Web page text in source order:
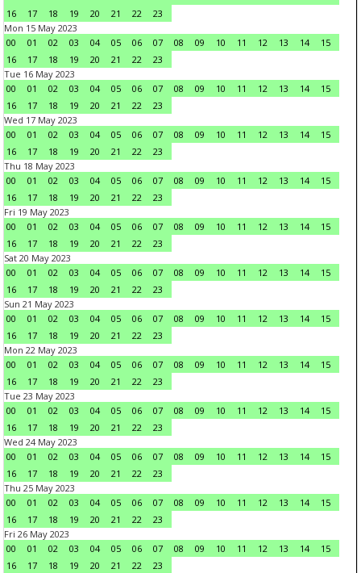
16
17 18 19 20 21 22
23
Mon 15 May 2023
00
01 02 03 04 05 06 07 08 09 10 11 12 13 14
15
16
17 18 19 20 21 22
23
Tue 16 May 2023
00
01 02 03 04 05 06 07 08 09 10 11 12 13 14
15
16
17 18 19 20 21 22
23
Wed 17 May 2023
00
01 02 03 04 05 06 07 08 09 10 11 12 13 14
15
16
17 18 19 20 21 22
23
Thu 18 May 2023
00
01 02 03 04 05 06 07 08 09 10 11 12 13 14
15
16
17 18 19 20 21 22
23
Fri 19 May 2023
00
01 02 03 04 05 06 07 08 09 10 11 12 13 14
15
16
17 18 19 20 21 22
23
Sat 20 May 2023
00
01 02 03 04 05 06 07 08 09 10 11 12 13 14
15
16
17 18 19 20 21 22
23
Sun 21 May 2023
00
01 02 03 04 05 06 07 08 09 10 11 12 13 14
15
16
17 18 19 20 21 22
23
Mon 22 May 2023
00
01 02 03 04 05 06 07 08 09 10 11 12 13 14
15
16
17 18 19 20 21 22
23
Tue 23 May 2023
00
01 02 03 04 05 06 07 08 09 10 11 12 13 14
15
16
17 18 19 20 21 22
23
Wed 24 May 2023
00
01 02 03 04 05 06 07 08 09 10 11 12 13 14
15
16
17 18 19 20 21 22
23
Thu 25 May 2023
00
01 02 03 04 05 06 07 08 09 10 11 12 13 14
15
16
17 18 19 20 21 22
23
Fri 26 May 2023
00
01 02 03 04 05 06 07 08 09 10 11 12 13 14
15
16
17 18 19 20 21 22
23